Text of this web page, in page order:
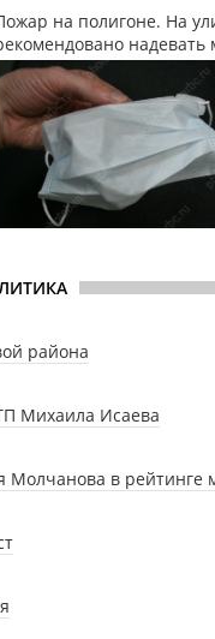
на полигоне. На
надевать
района
Михаила Исаева
Молчанова в рейтинге